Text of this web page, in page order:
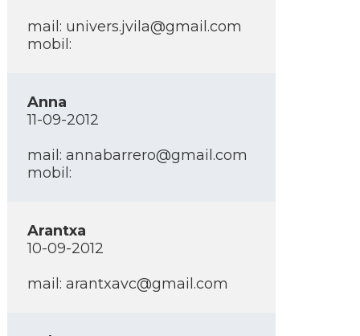
mail: univers.jvila@gmail.com
mobil:
Anna
11-09-2012
mail: annabarrero@gmail.com
mobil:
Arantxa
10-09-2012
mail: arantxavc@gmail.com